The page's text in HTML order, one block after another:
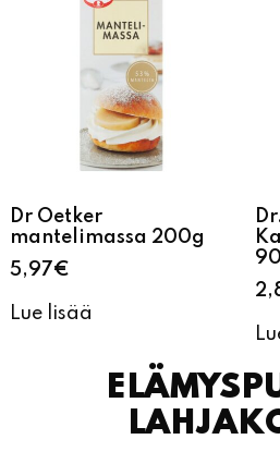
Dr Oetker
mantelimassa 200g
5,97€
Lue lisää